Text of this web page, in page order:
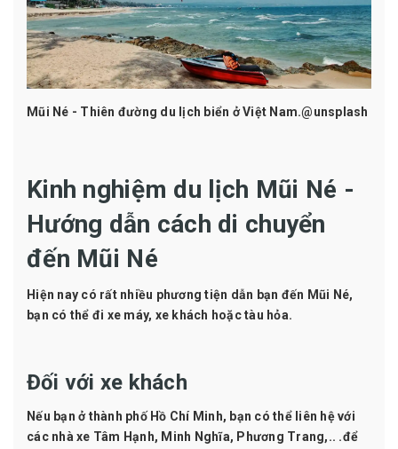
Mũi Né - Thiên đường du lịch biển ở Việt Nam.@unsplash
Kinh nghiệm du lịch Mũi Né -
Hướng dẫn cách di chuyển
đến Mũi Né
Hiện nay có rất nhiều phương tiện dẫn bạn đến Mũi Né,
bạn có thể đi xe máy, xe khách hoặc tàu hỏa.
Đối với xe khách
Nếu bạn ở thành phố Hồ Chí Minh, bạn có thể liên hệ với
các nhà xe Tâm Hạnh, Minh Nghĩa, Phương Trang,.. .để